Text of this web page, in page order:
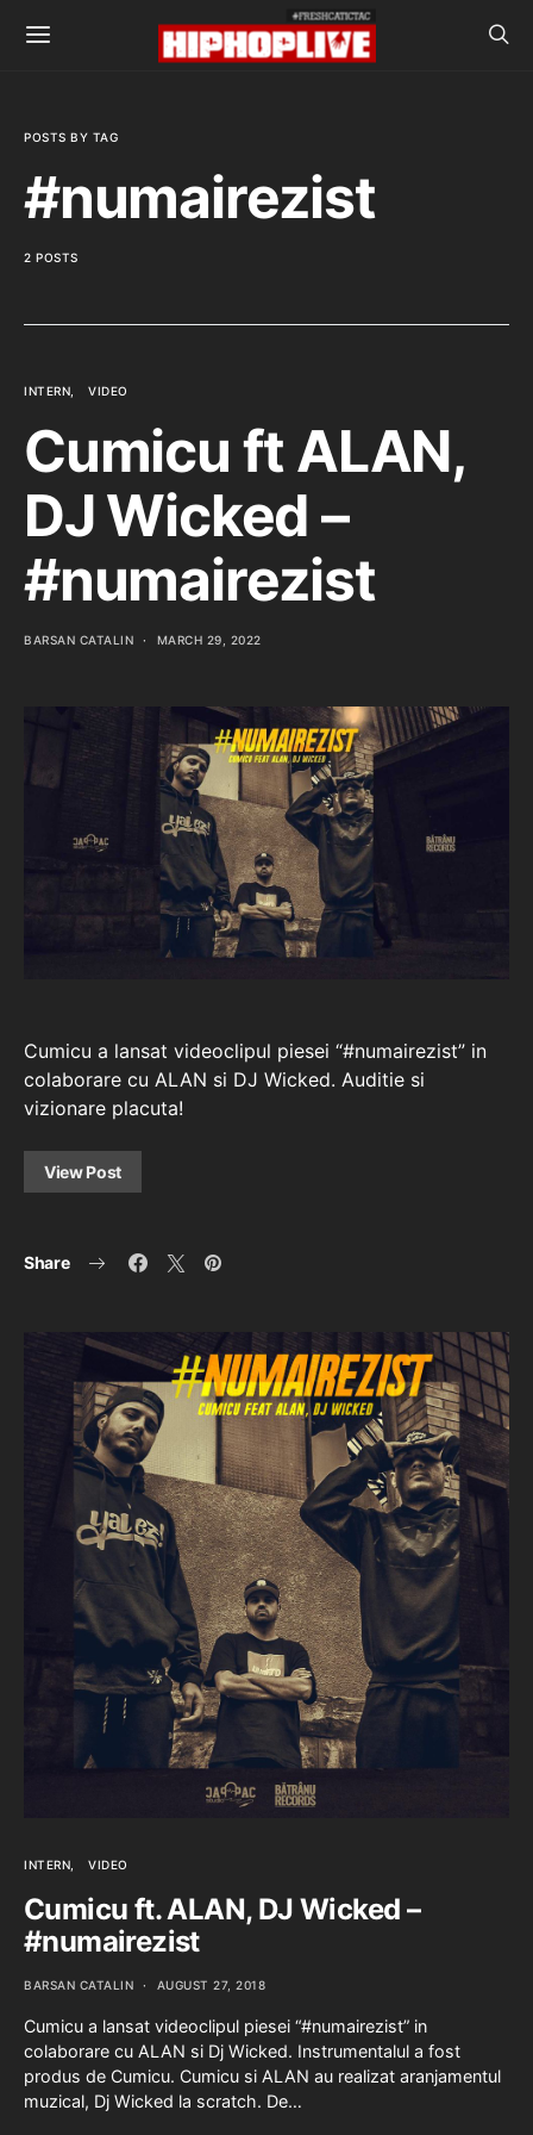
POSTS BY TAG
#numairezist
2 POSTS
INTERN VIDEO
Cumicu ft ALAN,
DJ Wicked –
#numairezist
BARSAN CATALIN MARCH 29, 2022
Cumicu a lansat videoclipul piesei “#numairezist” in
colaborare cu ALAN si DJ Wicked. Auditie si
vizionare placuta!
View Post
Share
INTERN VIDEO
Cumicu ft. ALAN, DJ Wicked –
#numairezist
BARSAN CATALIN AUGUST 27, 2018
Cumicu a lansat videoclipul piesei “#numairezist” in
colaborare cu ALAN si Dj Wicked. Instrumentalul a fost
produs de Cumicu. Cumicu si ALAN au realizat aranjamentul
muzical, Dj Wicked la scratch. De…